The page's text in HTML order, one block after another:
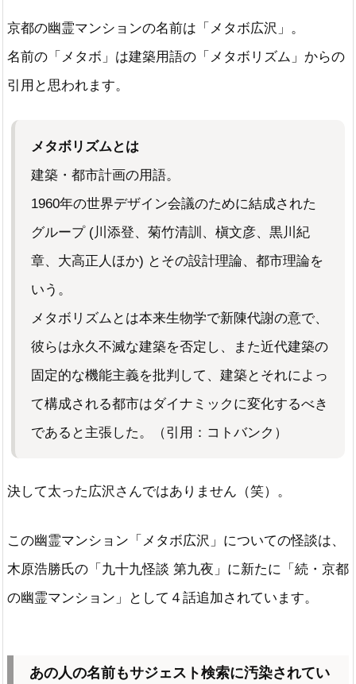
京都の幽霊マンションの名前は「メタボ広沢」。
名前の「メタボ」は建築用語の「メタボリズム」からの
引用と思われます。
メタボリズムとは
建築・都市計画の用語。
1960年の世界デザイン会議のために結成された
グループ (川添登、菊竹清訓、槇文彦、黒川紀
章、大高正人ほか) とその設計理論、都市理論を
いう。
メタボリズムとは本来生物学で新陳代謝の意で、
彼らは永久不滅な建築を否定し、また近代建築の
固定的な機能主義を批判して、建築とそれによっ
て構成される都市はダイナミックに変化するべき
であると主張した。（引用：コトバンク）
決して太った広沢さんではありません（笑）。
この幽霊マンション「メタボ広沢」についての怪談は、
木原浩勝氏の「九十九怪談 第九夜」に新たに「続・京都
の幽霊マンション」として４話追加されています。
あの人の名前もサジェスト検索に汚染されてい